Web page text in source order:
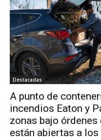
Destacadas
A punto de
incendios Eaton y
zonas bajo
están abiertas a